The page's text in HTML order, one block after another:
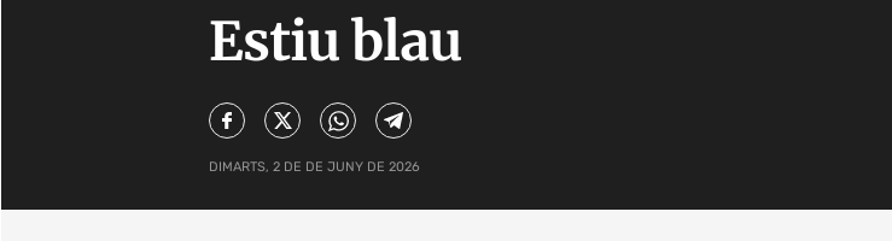
Estiu blau
DIMARTS, 2 DE DE JUNY DE 2026